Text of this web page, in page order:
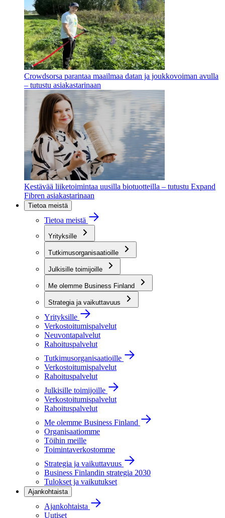
Crowdsorsa parantaa maailmaa datan ja joukkovoiman avulla
– tutustu asiakastarinaan
Kestävää liiketoimintaa uusilla biotuotteilla – tutustu Expand
Fibren asiakastarinaan
Tietoa meistä
Tietoa meistä
Yrityksille
Tutkimusorganisaatioille
Julkisille toimijoille
Me olemme Business Finland
Strategia ja vaikuttavuus
Yrityksille
Verkostoitumispalvelut
Neuvontapalvelut
Rahoituspalvelut
Tutkimusorganisaatioille
Verkostoitumispalvelut
Rahoituspalvelut
Julkisille toimijoille
Verkostoitumispalvelut
Rahoituspalvelut
Me olemme Business Finland
Organisaatiomme
Töihin meille
Toimintaverkostomme
Strategia ja vaikuttavuus
Business Finlandin strategia 2030
Tulokset ja vaikutukset
Ajankohtaista
Ajankohtaista
Uutiset